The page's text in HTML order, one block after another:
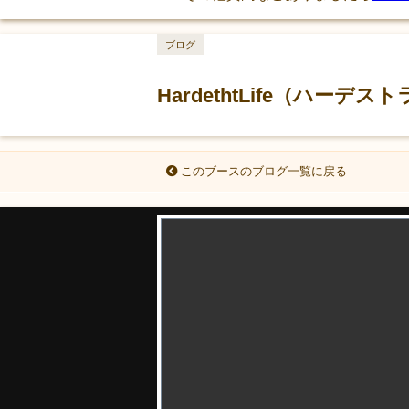
HardethtLife（ハーデスト
ブログ
このブースのブログ一覧に戻る